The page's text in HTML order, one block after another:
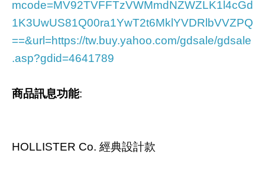
mcode=MV92TVFFTzVWMmdNZWZLK1l4cGd
1K3UwUS81Q00ra1YwT2t6MklYVDRlbVVZPQ
==&url=https://tw.buy.yahoo.com/gdsale/gdsale
.asp?gdid=4641789
商品訊息功能:
HOLLISTER Co. 經典設計款